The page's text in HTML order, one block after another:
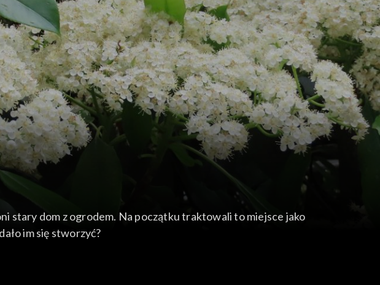
stary dom z ogrodem. Na początku traktowali to miejsce jako
im się stworzyć?